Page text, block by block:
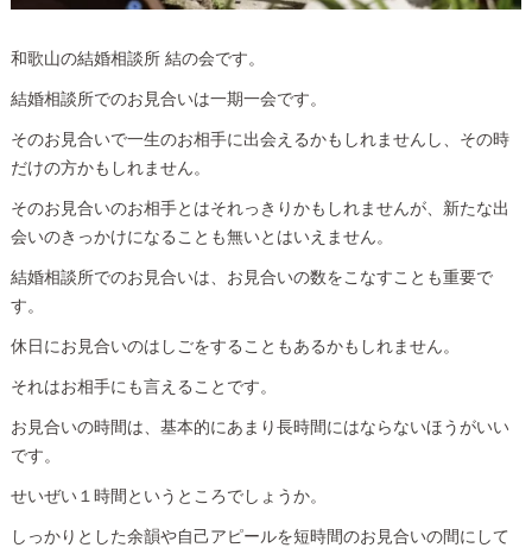
和歌山の結婚相談所 結の会です。
結婚相談所でのお見合いは一期一会です。
そのお見合いで一生のお相手に出会えるかもしれませんし、その時
だけの方かもしれません。
そのお見合いのお相手とはそれっきりかもしれませんが、新たな出
会いのきっかけになることも無いとはいえません。
結婚相談所でのお見合いは、お見合いの数をこなすことも重要で
す。
休日にお見合いのはしごをすることもあるかもしれません。
それはお相手にも言えることです。
お見合いの時間は、基本的にあまり長時間にはならないほうがいい
です。
せいぜい１時間というところでしょうか。
しっかりとした余韻や自己アピールを短時間のお見合いの間にして